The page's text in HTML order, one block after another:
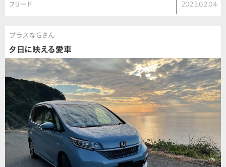
フリード 2023.02.04
プラスなGさん
夕日に映える愛車